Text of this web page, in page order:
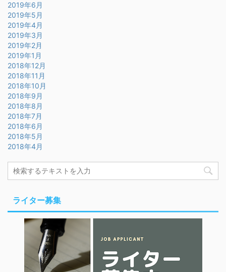
2019年6月
2019年5月
2019年4月
2019年3月
2019年2月
2019年1月
2018年12月
2018年11月
2018年10月
2018年9月
2018年8月
2018年7月
2018年6月
2018年5月
2018年4月
ライター募集